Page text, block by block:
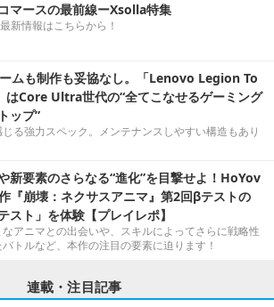
マースの最前線ーXsolla特集
新情報はこちらから！
ムも制作も妥協なし。「Lenovo Legion To
はCore Ultra世代の“全てこなせるゲーミング
ップ”
る強力スペック。メンテナンスしやすい構造もあり
新要素のさらなる“進化”を目撃せよ！HoYov
『崩壊：ネクサスアニマ』第2回βテストの
スト」を体験【プレイレポ】
なアニマとの出会いや、スキルによってさらに戦略性
トルなど、本作の注目の要素に迫ります！
連載・注目記事